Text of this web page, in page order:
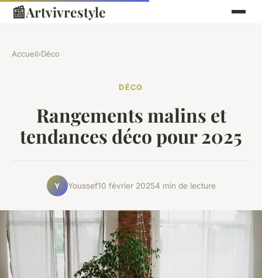
📰Artvivrestyle
Accueil›Déco
DÉCO
Rangements malins et
tendances déco pour 2025
Y Youssef10 février 20254 min de lecture